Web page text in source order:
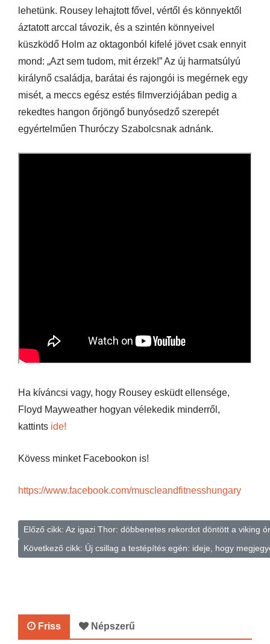
lehetünk. Rousey lehajtott fővel, vértől és könnyektől
áztatott arccal távozik, és a szintén könnyeivel
küszködő Holm az oktagonból kifelé jövet csak ennyit
mond: „Azt sem tudom, mit érzek!” Az új harmatsúlyú
királynő családja, barátai és rajongói is megérnek egy
misét, a meccs egész estés filmverziójában pedig a
rekedtes hangon őrjöngő bunyósedző szerepét
egyértelműen Thuróczy Szabolcsnak adnánk.
Ha kíváncsi vagy, hogy Rousey esküdt ellensége,
Floyd Mayweather hogyan vélekedik minderről,
kattints ide!
Kövess minket Facebookon is!
https://www.facebook.com/muscleandfitnesshungary
Előző cikk: Az igazi Thor: döbbenetes rekordot döntött a viking
Következő cikk: Új csillag a testépítés egén: ideje, hogy
Friss Népszerű